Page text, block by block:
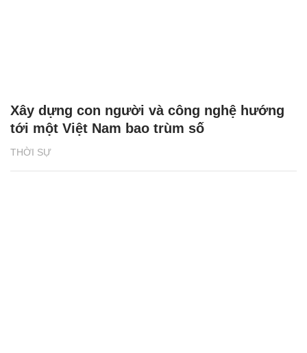
THỜI SỰ
Xây dựng con người và công nghệ hướng
tới một Việt Nam bao trùm số